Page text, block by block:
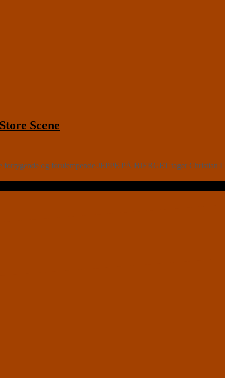
Scene
forrygende og forulempende JEPPE PÅ BJERGET tager